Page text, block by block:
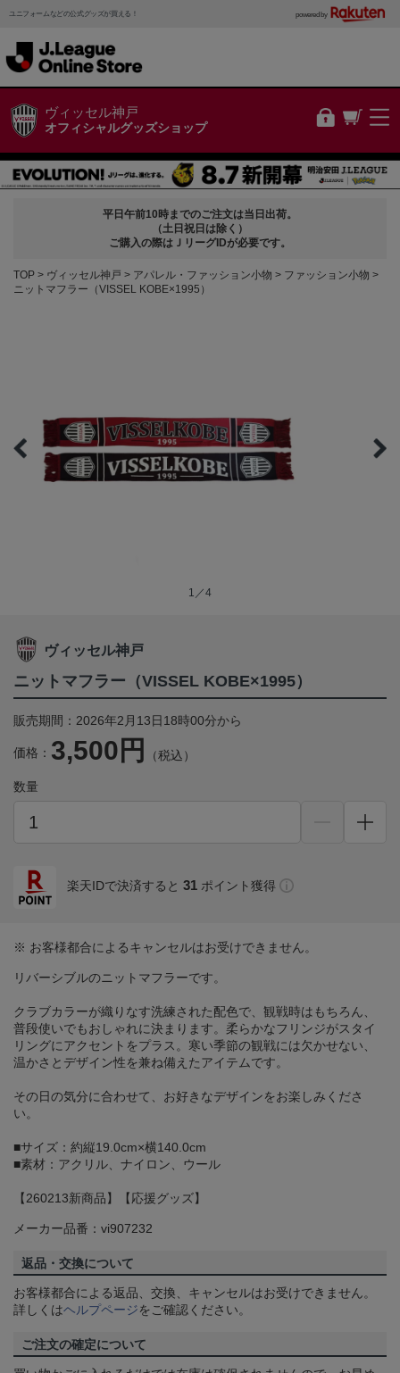
ユニフォームなどの公式グッズが買える！ powered by
ヴィッセル神戸
オフィシャルグッズショップ
平日午前10時までのご注文は当日出荷。
（土日祝日は除く）
ご購入の際はＪリーグIDが必要です。
TOP ヴィッセル神戸 アパレル・ファッション小物
ファッション小物
ニットマフラー（VISSEL KOBE×1995）
1／4
ヴィッセル神戸
ニットマフラー（VISSEL KOBE×1995）
販売期間：2026年2月13日18時00分から
価格： 3,500円 （税込）
数量
楽天IDで決済すると 31 ポイント獲得
※ お客様都合によるキャンセルはお受けできません。
リバーシブルのニットマフラーです。
クラブカラーが織りなす洗練された配色で、観戦時はもちろん、
普段使いでもおしゃれに決まります。柔らかなフリンジがスタイ
リングにアクセントをプラス。寒い季節の観戦には欠かせない、
温かさとデザイン性を兼ね備えたアイテムです。
その日の気分に合わせて、お好きなデザインをお楽しみくださ
い。
■サイズ：約縦19.0cm×横140.0cm
■素材：アクリル、ナイロン、ウール
【260213新商品】【応援グッズ】
メーカー品番：vi907232
返品・交換について
お客様都合による返品、交換、キャンセルはお受けできません。
詳しくはヘルプページをご確認ください。
ご注文の確定について